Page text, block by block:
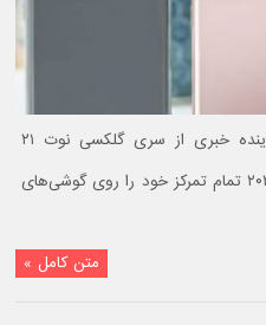
بر اساس جدیدترین شایعات، سال آینده خبری از سری گلکسی نوت ۲۱
نخواهد بود. ظاهرا سامسونگ سال ۲۰۲۱ تمام تمرکز خود را روی گوشی‌های
متن کامل »